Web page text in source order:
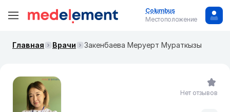
Columbus
Местоположение
Главная Врачи Закенбаева Меруерт Мураткызы
Нет отзывов